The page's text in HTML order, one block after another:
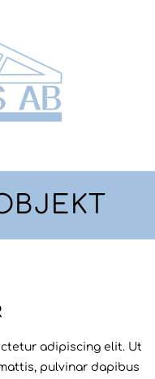
adipiscing elit. Ut
pulvinar dapibus